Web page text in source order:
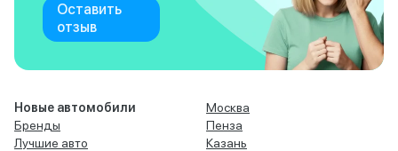
Оставить
отзыв
Новые автомобили
Бренды
Лучшие авто
Москва
Пенза
Казань